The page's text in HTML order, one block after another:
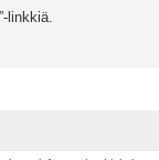
linkkiä.